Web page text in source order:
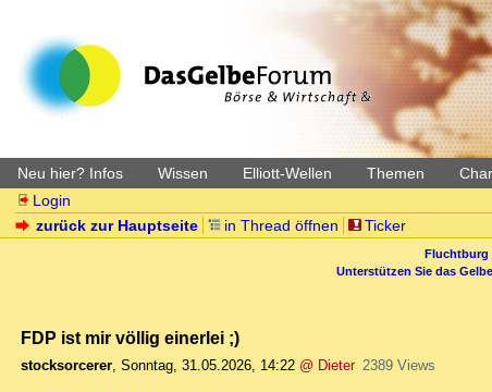
Neu hier? Infos Wissen Elliott-Wellen Themen
Login
zurück zur Hauptseite
in Thread öffnen Ticker
Fluchtburg
Unterstützen Sie das
FDP ist mir völlig einerlei ;)
stocksorcerer, Sonntag, 31.05.2026, 14:22 @ Dieter 2389 Views